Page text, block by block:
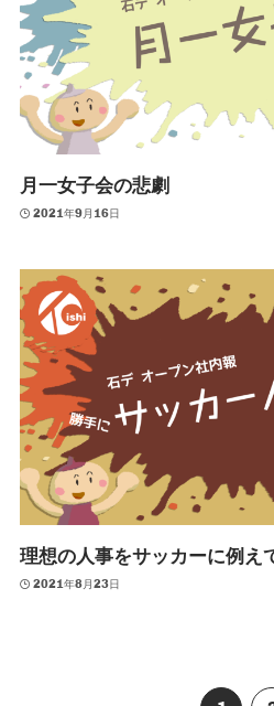
月一女子会の悲劇
2021年9月16日
理想の人事をサッカーに例え
2021年8月23日